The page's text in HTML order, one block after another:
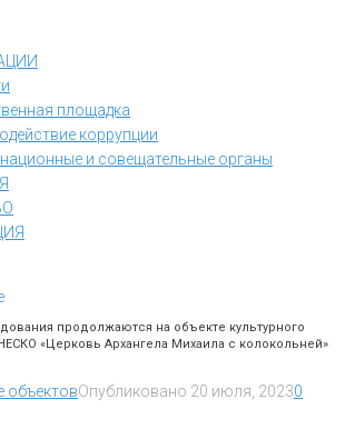
площадка
коррупции
и совещательные органы
продолжаются на объекте культурного
«Церковь Архангела Михаила с колокольней»
объектовОпубликовано 20 июля, 20230